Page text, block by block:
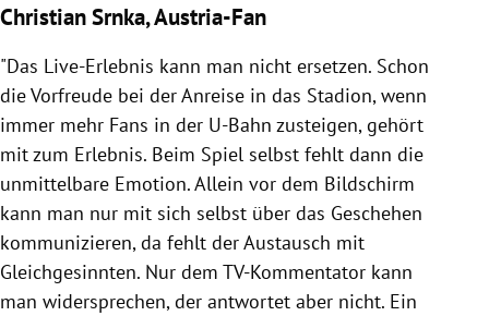
Christian Srnka, Austria-Fan
"Das Live-Erlebnis kann man nicht ersetzen. Schon
die Vorfreude bei der Anreise in das Stadion, wenn
immer mehr Fans in der U-Bahn zusteigen, gehört
mit zum Erlebnis. Beim Spiel selbst fehlt dann die
unmittelbare Emotion. Allein vor dem Bildschirm
kann man nur mit sich selbst über das Geschehen
kommunizieren, da fehlt der Austausch mit
Gleichgesinnten. Nur dem TV-Kommentator kann
man widersprechen, der antwortet aber nicht. Ein